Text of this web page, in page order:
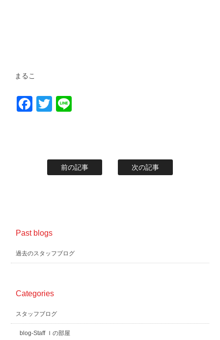
まるこ
Facebook
Twitter
前の記事 次の記事
Past blogs
過去のスタッフブログ
Categories
スタッフブログ
blog-Staff Ｉの部屋